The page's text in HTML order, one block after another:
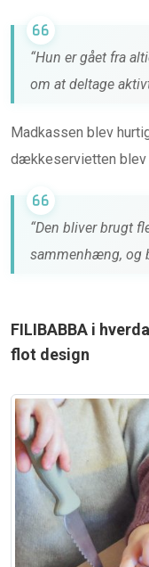
“Hun er gået fra
om at deltage
Madkassen blev
dækkeservietten blev
“Den bliver brugt
sammenhæng, og
FILIBABBA i
flot design